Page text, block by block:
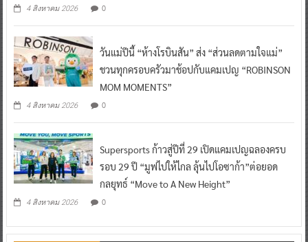
4 สิงหาคม 2026 0
วันแม่ปีนี้ “ห้างโรบินสัน” ส่ง “ส่วนลดตามใจแม่”
ชวนทุกครอบครัวมาช้อปกับแคมเปญ “ROBINSON
MOM MOMENTS”
4 สิงหาคม 2026 0
Supersports ก้าวสู่ปีที่ 29 เปิดแคมเปญฉลองครบ
รอบ 29 ปี “มูฟไปให้ไกล ลุ้นไปโอซาก้า”ต่อยอด
กลยุทธ์ “Move to A New Height”
4 สิงหาคม 2026 0